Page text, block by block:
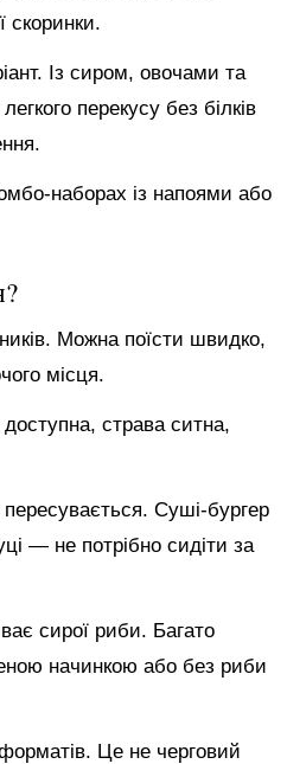
скоринки.
Із сиром, овочами та
перекусу без білків
наборах із напоями або
Можна поїсти швидко,
місця.
страва ситна,
Суші-бургер
— не потрібно сидіти за
сирої риби. Багато
начинкою або без риби
Це не черговий